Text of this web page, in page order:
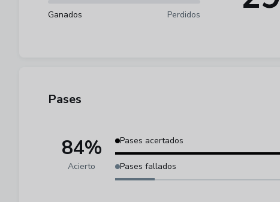
Ganados Perdidos
Pases
84%
Acierto
Pases acertados
Pases fallados